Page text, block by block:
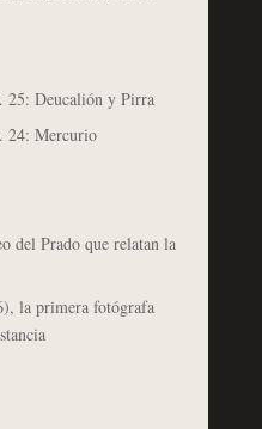
25: Deucalión y Pirra
24: Mercurio
del Prado que relatan la
la primera fotógrafa